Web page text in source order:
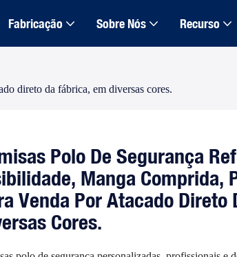
Fabricação Sobre Nós Recurso
direto da fábrica, em diversas cores.
Polo De Segurança
Manga Comprida,
Venda Por Atacado Direto
Cores.